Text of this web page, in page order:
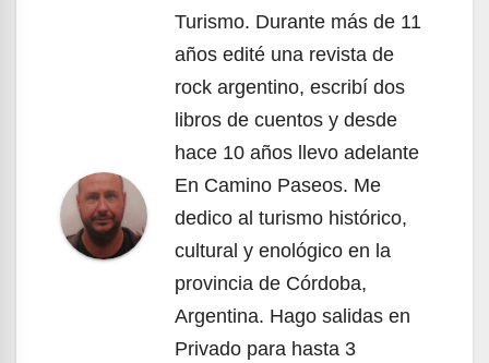
Turismo. Durante más de 11
años edité una revista de
rock argentino, escribí dos
libros de cuentos y desde
hace 10 años llevo adelante
En Camino Paseos. Me
dedico al turismo histórico,
cultural y enológico en la
provincia de Córdoba,
Argentina. Hago salidas en
Privado para hasta 3